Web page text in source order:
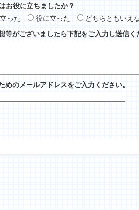
お役に立ちましたか？
った
役に立った
どちらともいえ
等がございましたら下記をご入力し送信く
めのメールアドレスをご入力ください。